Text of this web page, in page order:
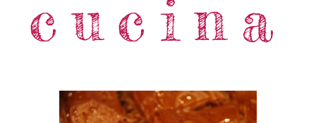
cucina
Chi Siamo
Contatti